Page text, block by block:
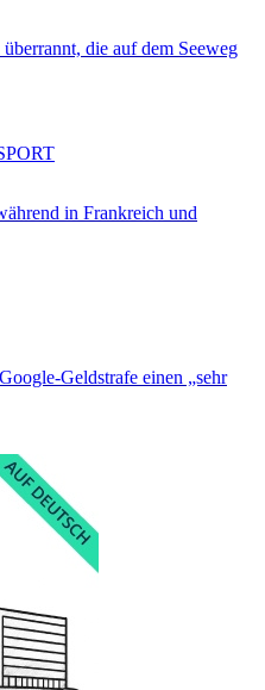
die auf dem Seeweg
in Frankreich und
Geldstrafe einen „sehr